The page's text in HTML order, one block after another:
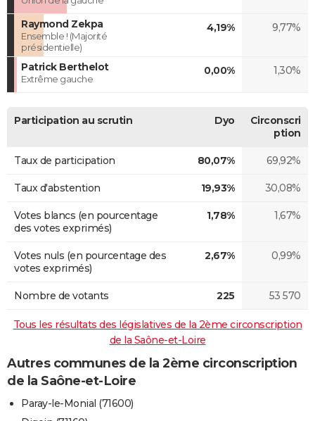
Raymond Zekpa
Ensemble ! (Majorité
présidentielle)
4,19% 9,77%
Patrick Berthelot
Extrême gauche
0,00% 1,30%
Participation au scrutin Dyo
Circonscri
ption
Taux de participation 80,07% 69,92%
Taux d'abstention 19,93% 30,08%
Votes blancs (en pourcentage
des votes exprimés)
1,78% 1,67%
Votes nuls (en pourcentage des
votes exprimés)
2,67% 0,99%
Nombre de votants 225 53 570
Tous les résultats des législatives de la 2ème circonscription
de la Saône-et-Loire
Autres communes de la 2ème circonscription
de la Saône-et-Loire
Paray-le-Monial (71600)